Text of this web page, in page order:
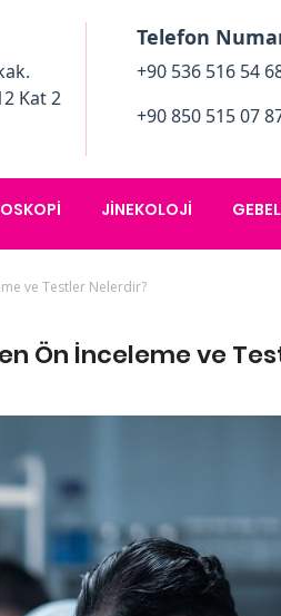
Kat 2
Telefon
+90 536 516 54
+90 850 515 07
JINEKOLOJI
ve Testler Nelerdir?
Ön İnceleme ve